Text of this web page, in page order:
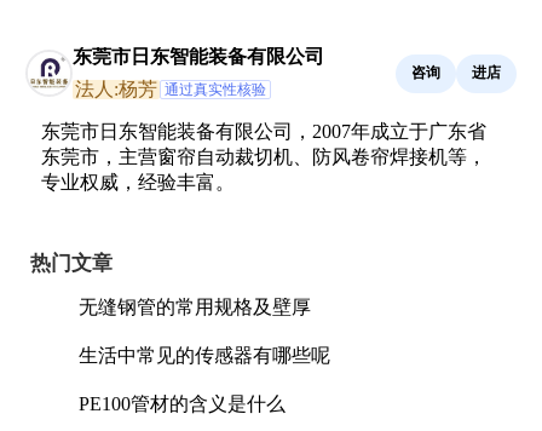
东莞市日东智能装备有限公司
法人:杨芳 通过真实性核验
咨询 进店
东莞市日东智能装备有限公司，2007年成立于广东省
东莞市，主营窗帘自动裁切机、防风卷帘焊接机等，
专业权威，经验丰富。
热门文章
无缝钢管的常用规格及壁厚
生活中常见的传感器有哪些呢
PE100管材的含义是什么